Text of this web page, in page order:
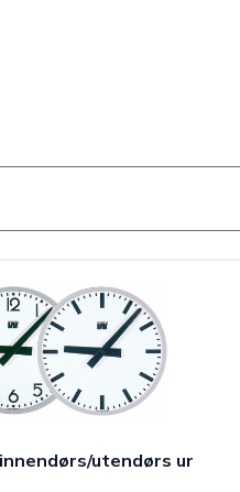
utendørs ur